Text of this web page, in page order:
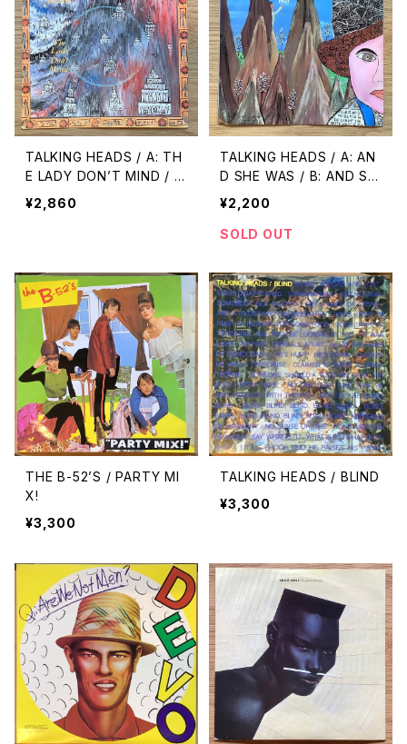
TALKING HEADS / A: TH
E LADY DON’T MIND / B:
GIVE ME BACK MY NAM
¥2,860
TALKING HEADS / A: AN
D SHE WAS / B: AND SH
E WAS (DUB)
¥2,200
SOLD OUT
THE B-52’S / PARTY MI
X!
¥3,300
TALKING HEADS / BLIND
¥3,300